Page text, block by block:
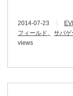
2014-07-23
フィールド
サバゲ
views